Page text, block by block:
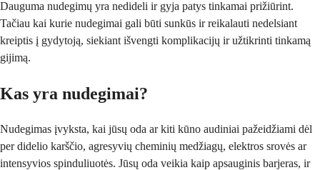
Dauguma nudegimų yra nedideli ir gyja patys tinkamai prižiūrint.
Tačiau kai kurie nudegimai gali būti sunkūs ir reikalauti nedelsiant
kreiptis į gydytoją, siekiant išvengti komplikacijų ir užtikrinti tinkamą
gijimą.
Kas yra nudegimai?
Nudegimas įvyksta, kai jūsų oda ar kiti kūno audiniai pažeidžiami dėl
per didelio karščio, agresyvių cheminių medžiagų, elektros srovės ar
intensyvios spinduliuotės. Jūsų oda veikia kaip apsauginis barjeras, ir